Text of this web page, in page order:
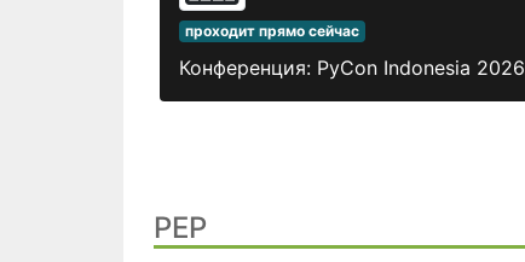
проходит прямо сейчас
Конференция: PyCon Indonesia 2026
PEP